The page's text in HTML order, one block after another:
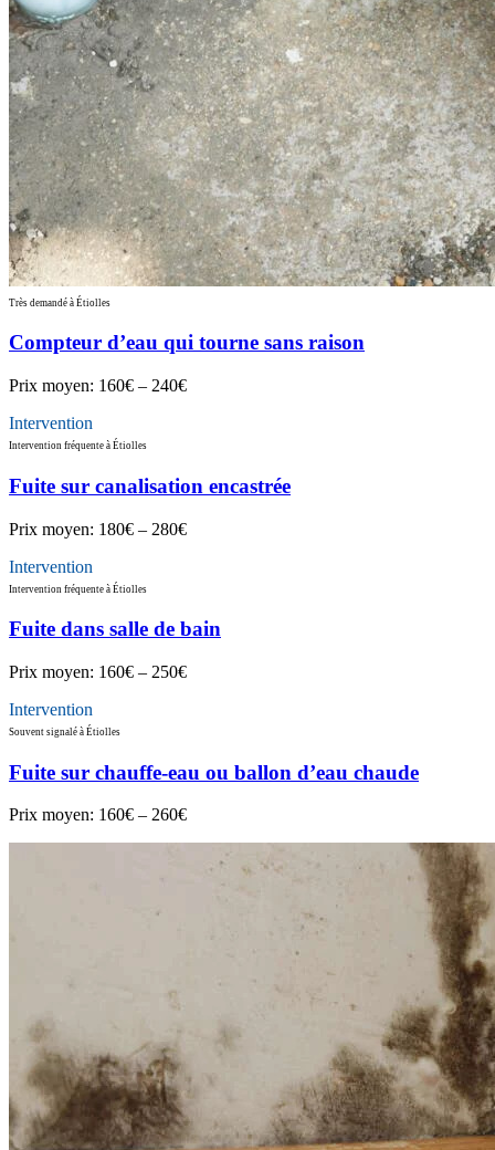
Très demandé à Étiolles
Compteur d’eau qui tourne sans raison
Prix moyen: 160€ – 240€
Intervention
Intervention fréquente à Étiolles
Fuite sur canalisation encastrée
Prix moyen: 180€ – 280€
Intervention
Intervention fréquente à Étiolles
Fuite dans salle de bain
Prix moyen: 160€ – 250€
Intervention
Souvent signalé à Étiolles
Fuite sur chauffe-eau ou ballon d’eau chaude
Prix moyen: 160€ – 260€